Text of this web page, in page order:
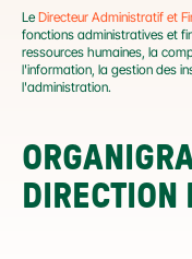
Le Directeur Administratif et
fonctions administratives et
ressources humaines, la
l'information, la gestion des
l'administration.